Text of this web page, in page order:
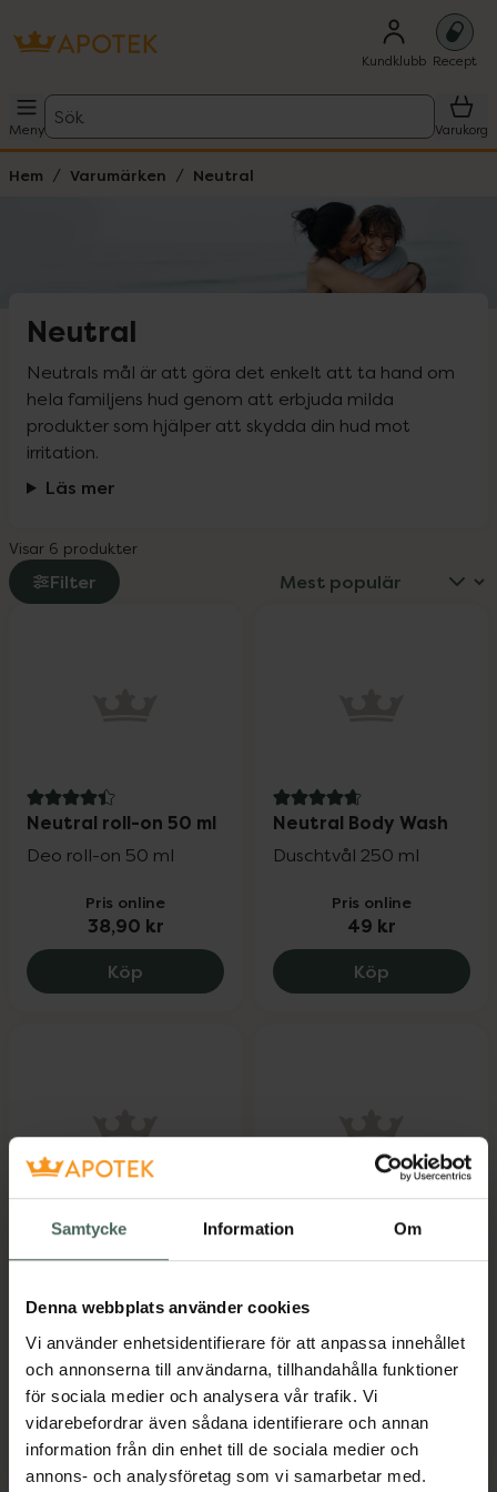
Samtycke Information Om
Denna webbplats använder cookies
Vi använder enhetsidentifierare för att anpassa innehållet
och annonserna till användarna, tillhandahålla funktioner
för sociala medier och analysera vår trafik. Vi
vidarebefordrar även sådana identifierare och annan
information från din enhet till de sociala medier och
annons- och analysföretag som vi samarbetar med.
Kundklubb Recept
Meny
Sök
Varukorg
Hem Varumärken Neutral
Neutral
Neutrals mål är att göra det enkelt att ta hand om
hela familjens hud genom att erbjuda milda
produkter som hjälper att skydda din hud mot
irritation.
Läs mer
Visar 6 produkter
Filter
4.4 av 5 i omdöme
Neutral roll-on 50 ml
Deo roll-on 50 ml
Pris online
38,90 kr
Köp Neutral roll-on 50 ml, 38.9 kr.
4.8 av 5 i omdöme
Neutral Body Wash
Duschtvål 250 ml
Pris online
49 kr
Köp Neutral
5 av 5 i omdöme
Neutral Kids Bath
Duschtvål/schampo
Pris online
59 kr
KöpNeutral Kids Bath Wash & Shampoo,
5 av 5 i omdöme
Duschtvål/schampo
Pris online
59 kr
Köp Neutral